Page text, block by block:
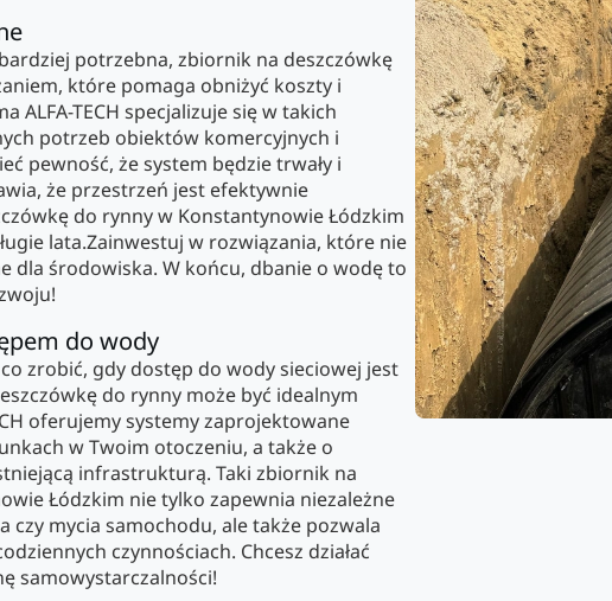
potrzebna, zbiornik na deszczówkę
które pomaga obniżyć koszty i
ALFA-TECH specjalizuje się w takich
potrzeb obiektów komercyjnych i
pewność, że system będzie trwały i
że przestrzeń jest efektywnie
do rynny w Konstantynowie Łódzkim
lata.Zainwestuj w rozwiązania, które nie
dla środowiska. W końcu, dbanie o wodę to
do wody
zrobić, gdy dostęp do wody sieciowej jest
do rynny może być idealnym
oferujemy systemy zaprojektowane
w Twoim otoczeniu, a także o
infrastrukturą. Taki zbiornik na
Łódzkim nie tylko zapewnia niezależne
mycia samochodu, ale także pozwala
czynnościach. Chcesz działać
samowystarczalności!